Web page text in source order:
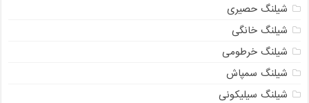
شیلنگ حصیری
شیلنگ خانگی
شیلنگ خرطومی
شیلنگ سمپاش
شیلنگ سیلیکونی